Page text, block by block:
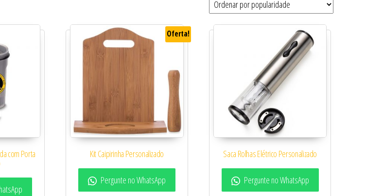
com Porta
Oferta!
Kit Caipirinha Personalizado
Pergunte no WhatsApp
Saca Rolhas Elétrico Personalizado
Pergunte no WhatsApp